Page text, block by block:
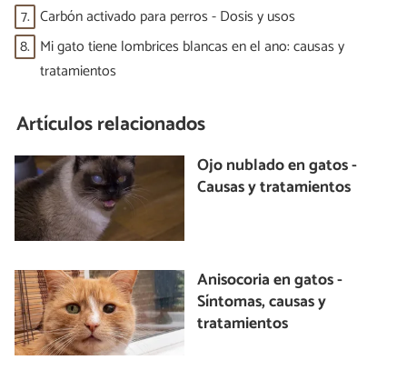
7. Carbón activado para perros - Dosis y usos
8. Mi gato tiene lombrices blancas en el ano: causas y
tratamientos
Artículos relacionados
Ojo nublado en gatos -
Causas y tratamientos
Anisocoria en gatos -
Síntomas, causas y
tratamientos